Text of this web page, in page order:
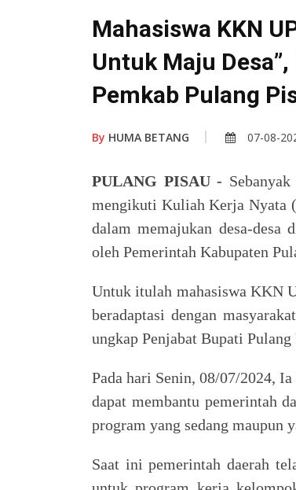
Mahasiswa KKN
Untuk Maju
Pemkab Pulang
By HUMA BETANG 07-08-
PULANG PISAU -
mengikuti Kuliah Kerja Nyata
dalam memajukan desa-desa
oleh Pemerintah Kabupaten
Untuk itulah mahasiswa KKN
beradaptasi dengan
ungkap Penjabat Bupati
Pada hari Senin, 08/07/2024,
dapat membantu pemerintah
program yang sedang maupun
Saat ini pemerintah daerah